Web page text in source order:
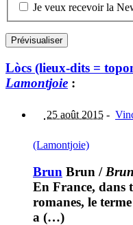
Je veux recevoir la
Lòcs (lieux-dits =
Lamontjoie :
25 août 2015 -
(Lamontjoie)
Brun Brun / Brun
En France, dans
romanes, le
a (…)